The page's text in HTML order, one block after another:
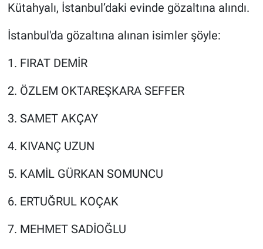
Kütahyalı, İstanbul’daki evinde gözaltına alındı.
İstanbul'da gözaltına alınan isimler şöyle:
1. FIRAT DEMİR
2. ÖZLEM OKTAREŞKARA SEFFER
3. SAMET AKÇAY
4. KIVANÇ UZUN
5. KAMİL GÜRKAN SOMUNCU
6. ERTUĞRUL KOÇAK
7. MEHMET SADİOĞLU